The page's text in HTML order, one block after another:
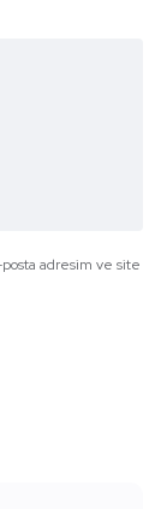
posta adresim ve site